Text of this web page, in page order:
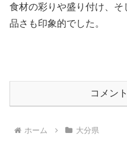
食材の彩りや盛り付け、
品さも印象的でした。
コメン
ホーム 大分県